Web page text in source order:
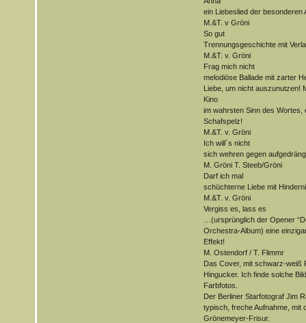
ein Liebeslied der besonderen
M.&T. v Gröni
So gut
Trennungsgeschichte mit
M.&T. v. Gröni
Frag mich nicht
melodiöse Ballade mit zarter
Liebe, um nicht auszunutzen!
Kino
im wahrsten Sinn des Wortes,
Schafspelz!
M.&T. v. Gröni
Ich will´s nicht
sich wehren gegen
M. Gröni T. Steeb/Gröni
Darf ich mal
schüchterne Liebe mit
M.&T. v. Gröni
Vergiss es, lass es
…(ursprünglich der Opener
Orchestra-Album) eine
Effekt!
M. Ostendorf / T. Flimmr
Das Cover, mit schwarz-weiß
Hingucker. Ich finde solche
Farbfotos.
Der Berliner Starfotograf Jim
typisch, freche Aufnahme, mit
Grönemeyer-Frisur.